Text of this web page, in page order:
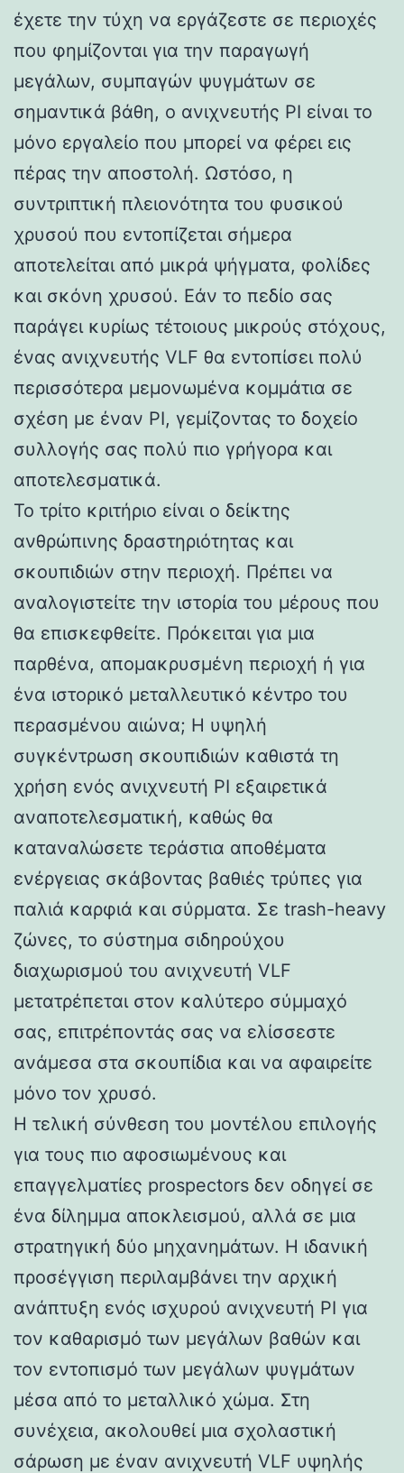
έχετε την τύχη να εργάζεστε σε περιοχές
που φημίζονται για την παραγωγή
μεγάλων, συμπαγών ψυγμάτων σε
σημαντικά βάθη, ο ανιχνευτής PI είναι το
μόνο εργαλείο που μπορεί να φέρει εις
πέρας την αποστολή. Ωστόσο, η
συντριπτική πλειονότητα του φυσικού
χρυσού που εντοπίζεται σήμερα
αποτελείται από μικρά ψήγματα, φολίδες
και σκόνη χρυσού. Εάν το πεδίο σας
παράγει κυρίως τέτοιους μικρούς στόχους,
ένας ανιχνευτής VLF θα εντοπίσει πολύ
περισσότερα μεμονωμένα κομμάτια σε
σχέση με έναν PI, γεμίζοντας το δοχείο
συλλογής σας πολύ πιο γρήγορα και
αποτελεσματικά.
Το τρίτο κριτήριο είναι ο δείκτης
ανθρώπινης δραστηριότητας και
σκουπιδιών στην περιοχή. Πρέπει να
αναλογιστείτε την ιστορία του μέρους που
θα επισκεφθείτε. Πρόκειται για μια
παρθένα, απομακρυσμένη περιοχή ή για
ένα ιστορικό μεταλλευτικό κέντρο του
περασμένου αιώνα; Η υψηλή
συγκέντρωση σκουπιδιών καθιστά τη
χρήση ενός ανιχνευτή PI εξαιρετικά
αναποτελεσματική, καθώς θα
καταναλώσετε τεράστια αποθέματα
ενέργειας σκάβοντας βαθιές τρύπες για
παλιά καρφιά και σύρματα. Σε trash-heavy
ζώνες, το σύστημα σιδηρούχου
διαχωρισμού του ανιχνευτή VLF
μετατρέπεται στον καλύτερο σύμμαχό
σας, επιτρέποντάς σας να ελίσσεστε
ανάμεσα στα σκουπίδια και να αφαιρείτε
μόνο τον χρυσό.
Η τελική σύνθεση του μοντέλου επιλογής
για τους πιο αφοσιωμένους και
επαγγελματίες prospectors δεν οδηγεί σε
ένα δίλημμα αποκλεισμού, αλλά σε μια
στρατηγική δύο μηχανημάτων. Η ιδανική
προσέγγιση περιλαμβάνει την αρχική
ανάπτυξη ενός ισχυρού ανιχνευτή PI για
τον καθαρισμό των μεγάλων βαθών και
τον εντοπισμό των μεγάλων ψυγμάτων
μέσα από το μεταλλικό χώμα. Στη
συνέχεια, ακολουθεί μια σχολαστική
σάρωση με έναν ανιχνευτή VLF υψηλής